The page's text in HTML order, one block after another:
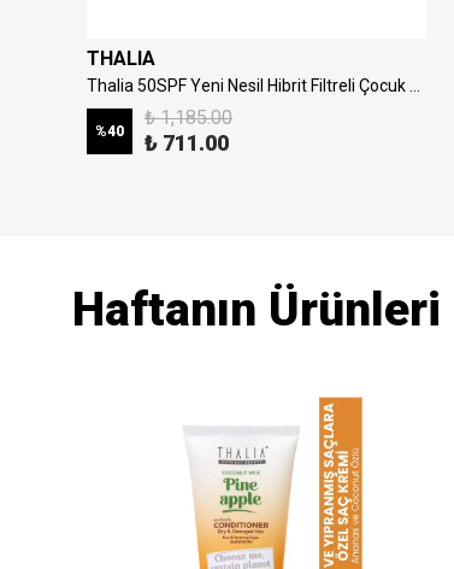
THALIA
%40
₺ 1,185.00
₺ 711.00
Haftanın Ürünleri